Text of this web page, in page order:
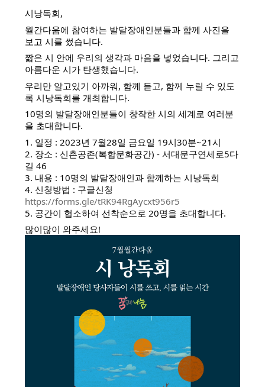
시낭독회,
월간다움에 참여하는 발달장애인분들과 함께 사진을
보고 시를 썼습니다.
짧은 시 안에 우리의 생각과 마음을 넣었습니다. 그리고
아름다운 시가 탄생했습니다.
우리만 알고있기 아까워, 함께 듣고, 함께 누릴 수 있도
록 시낭독회를 개최합니다.
10명의 발달장애인분들이 창작한 시의 세계로 여러분
을 초대합니다.
1. 일정 : 2023년 7월28일 금요일 19시30분~21시
2. 장소 : 신촌공존(복합문화공간) - 서대문구연세로5다
길 46
3. 내용 : 10명의 발달장애인과 함께하는 시낭독회
4. 신청방법 : 구글신청
https://forms.gle/tRK94RgAycxt956r5
5. 공간이 협소하여 선착순으로 20명을 초대합니다.
많이많이 와주세요!